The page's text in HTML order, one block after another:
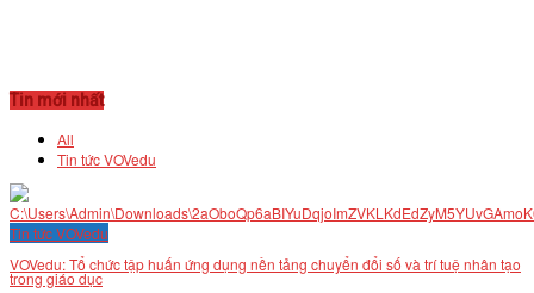
Tin mới nhất
All
Tin tức VOVedu
Tin tức VOVedu
VOVedu: Tổ chức tập huấn ứng dụng nền tảng chuyển đổi số và trí tuệ nhân tạo
trong giáo dục